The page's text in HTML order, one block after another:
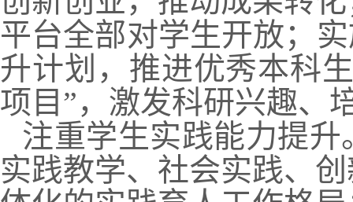
平台全部对学生开放；
升计划，推进优秀本科
项目”，激发科研兴趣、
注重学生实践能力提
实践教学、社会实践、